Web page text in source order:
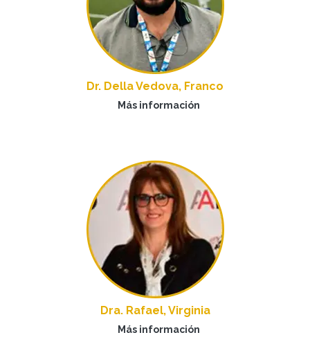
Dr. Della Vedova, Franco
Más información
Dra. Rafael, Virginia
Más información